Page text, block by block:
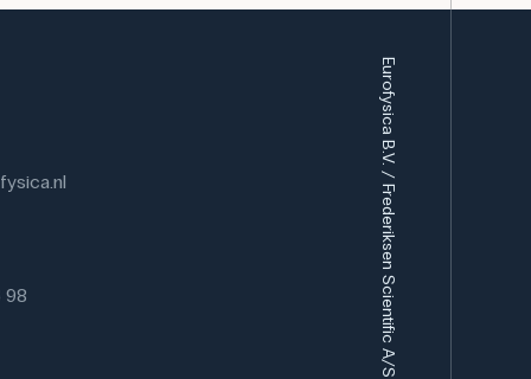
gebruikt in de biologie en scheikunde om
te bestuderen. Bij biologie kunnen
en ademhaling, bijvoorbeeld door
te observeren. In de scheikunde kan
tests, bijvoorbeeld met Benedict's reagens
in laboratoria, bij de productie van
de controle van het suikergehalte in
processen waarbij glucose als substraat
98
Eurofysica B.V. / Frederiksen Scientific A/S